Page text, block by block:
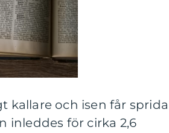
kallare och isen får sprida
inleddes för cirka 2,6